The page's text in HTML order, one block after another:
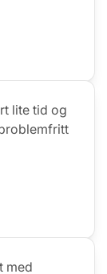
lite tid og
med